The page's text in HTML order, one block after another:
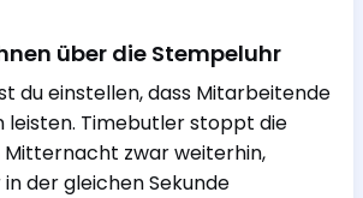
über die Stempeluhr
du einstellen, dass Mitarbeitende
leisten. Timebutler stoppt die
zwar weiterhin,
der gleichen Sekunde